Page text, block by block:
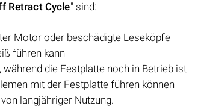
Retract Cycle" sind:
Motor oder beschädigte Leseköpfe
führen kann
die Festplatte noch in Betrieb ist
mit der Festplatte führen können
langjähriger Nutzung.